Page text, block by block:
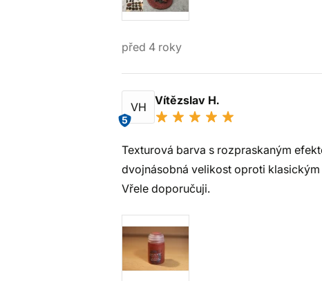
před 4 roky
VH
5
Vítězslav H.
Texturová barva s rozpraskaným
dvojnásobná velikost oproti
Vřele doporučuji.